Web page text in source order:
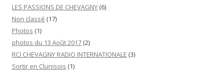
LES PASSIONS DE CHEVAGNY (6)
Non classé (17)
Photos (1)
photos du 13 Août 2017 (2)
RCI CHEVAGNY RADIO INTERNATIONALE (3)
Sortir en Clunisois (1)